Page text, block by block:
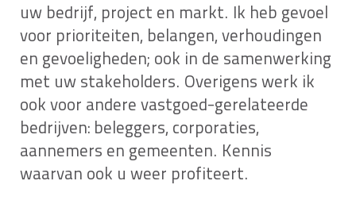
uw bedrijf, project en markt. Ik heb gevoel
voor prioriteiten, belangen, verhoudingen
en gevoeligheden; ook in de samenwerking
met uw stakeholders. Overigens werk ik
ook voor andere vastgoed-gerelateerde
bedrijven: beleggers, corporaties,
aannemers en gemeenten. Kennis
waarvan ook u weer profiteert.